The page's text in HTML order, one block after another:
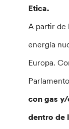
Etica.
A partir de
energía
Europa.
con gas
dentro de